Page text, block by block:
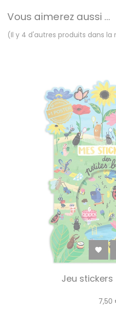
Vous aimerez aussi ...
(Il y 4 d'autres produits dans

Jeu stickers
7,50